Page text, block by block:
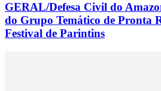
GERAL/Defesa Civil do
do Grupo Temático de Pronta
Festival de Parintins